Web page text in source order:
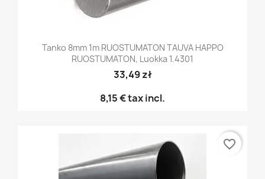
Tanko 8mm 1m RUOSTUMATON TAUVA HAPPO
RUOSTUMATON, Luokka 1.4301
33,49 zł
8,15 €tax incl.
favorite_border